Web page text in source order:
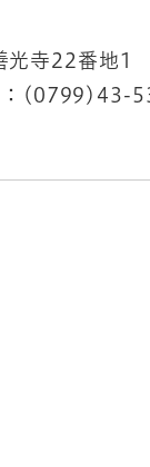
光寺22番地1
：(0799)43-